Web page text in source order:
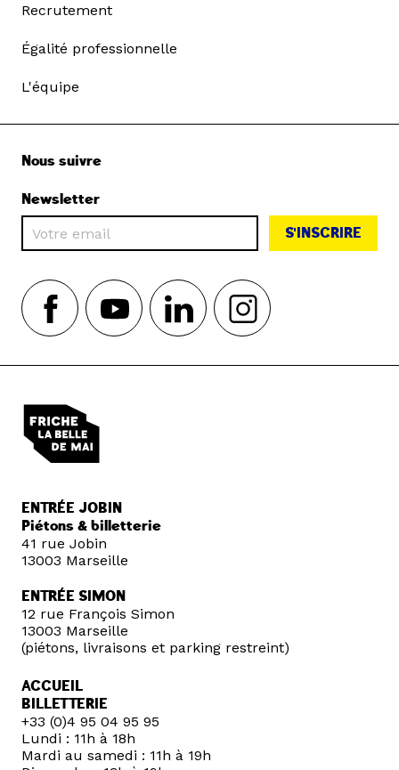
Recrutement
Égalité professionnelle
L'équipe
Nous suivre
Newsletter
S'INSCRIRE
ENTRÉE JOBIN
Piétons & billetterie
41 rue Jobin
13003 Marseille
ENTRÉE SIMON
12 rue François Simon
13003 Marseille
(piétons, livraisons et parking restreint)
ACCUEIL
BILLETTERIE
+33 (0)4 95 04 95 95
Lundi : 11h à 18h
Mardi au samedi : 11h à 19h